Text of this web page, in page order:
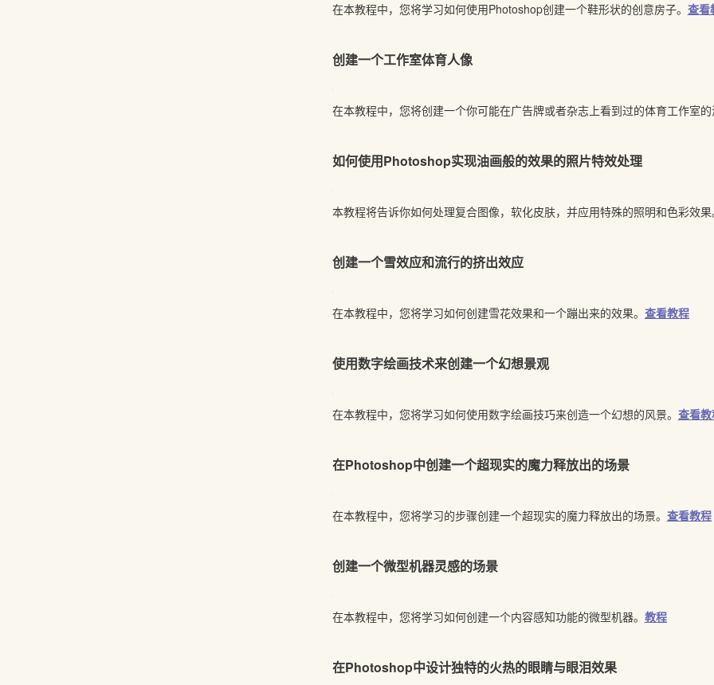
在本教程中，您将学习如何使用Photoshop创建一个鞋形状的创意房子。 查看
创建一个工作室体育人像
在本教程中，您将创建一个你可能在广告牌或者杂志上看到过的体育工作室的
如何使用Photoshop实现油画般的效果的照片特效处理
本教程将告诉你如何处理复合图像，软化皮肤，并应用特殊的照明和色彩效果
创建一个雪效应和流行的挤出效应
在本教程中，您将学习如何创建雪花效果和一个蹦出来的效果。 查看教程
使用数字绘画技术来创建一个幻想景观
在本教程中，您将学习如何使用数字绘画技巧来创造一个幻想的风景。 查看
在Photoshop中创建一个超现实的魔力释放出的场景
在本教程中，您将学习的步骤创建一个超现实的魔力释放出的场景。 查看教程
创建一个微型机器灵感的场景
在本教程中，您将学习如何创建一个内容感知功能的微型机器。 教程
在Photoshop中设计独特的火热的眼睛与眼泪效果